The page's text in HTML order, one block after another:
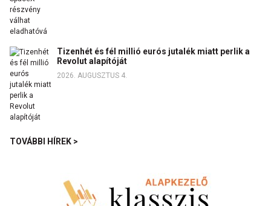
Tizenhét és fél millió eurós jutalék miatt perlik a
Revolut alapítóját
2026. AUGUSZTUS 4.
TOVÁBBI HÍREK >